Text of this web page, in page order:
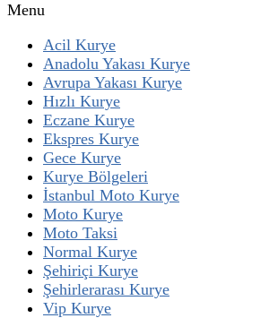
Menu
Acil Kurye
Anadolu Yakası Kurye
Avrupa Yakası Kurye
Hızlı Kurye
Eczane Kurye
Ekspres Kurye
Gece Kurye
Kurye Bölgeleri
İstanbul Moto Kurye
Moto Kurye
Moto Taksi
Normal Kurye
Şehiriçi Kurye
Şehirlerarası Kurye
Vip Kurye